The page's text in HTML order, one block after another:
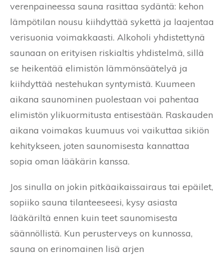
verenpaineessa sauna rasittaa sydäntä: kehon
lämpötilan nousu kiihdyttää sykettä ja laajentaa
verisuonia voimakkaasti. Alkoholi yhdistettynä
saunaan on erityisen riskialtis yhdistelmä, sillä
se heikentää elimistön lämmönsäätelyä ja
kiihdyttää nestehukan syntymistä. Kuumeen
aikana saunominen puolestaan voi pahentaa
elimistön ylikuormitusta entisestään. Raskauden
aikana voimakas kuumuus voi vaikuttaa sikiön
kehitykseen, joten saunomisesta kannattaa
sopia oman lääkärin kanssa.
Jos sinulla on jokin pitkäaikaissairaus tai epäilet,
sopiiko sauna tilanteeseesi, kysy asiasta
lääkäriltä ennen kuin teet saunomisesta
säännöllistä. Kun perusterveys on kunnossa,
sauna on erinomainen lisä arjen